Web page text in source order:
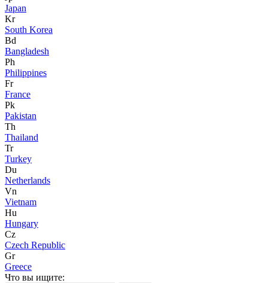
Japan
Kr
South Korea
Bd
Bangladesh
Ph
Philippines
Fr
France
Pk
Pakistan
Th
Thailand
Tr
Turkey
Du
Netherlands
Vn
Vietnam
Hu
Hungary
Cz
Czech Republic
Gr
Greece
Что вы ищите: